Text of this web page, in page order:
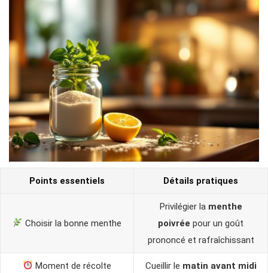
Points essentiels Détails pratiques
Choisir la bonne menthe
Privilégier la menthe
poivrée pour un goût
prononcé et rafraîchissant
Moment de récolte
Cueillir le matin avant midi